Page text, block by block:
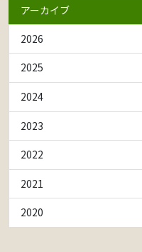
アーカイブ
2026
2025
2024
2023
2022
2021
2020